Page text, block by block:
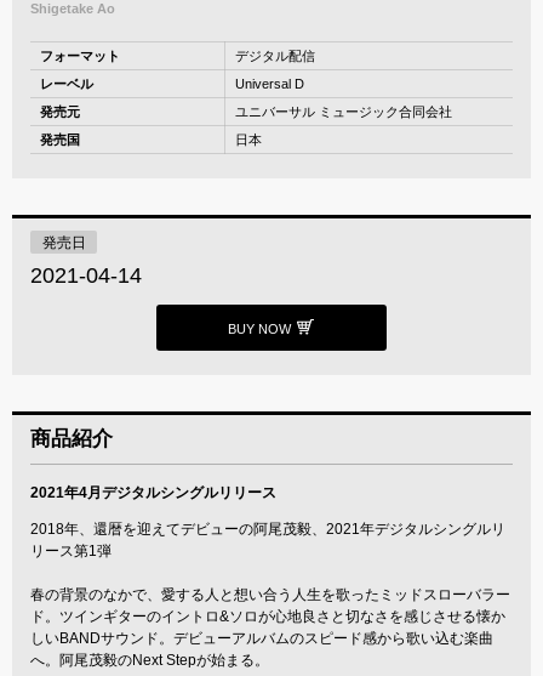
Shigetake Ao
フォーマット
デジタル配信
レーベル
Universal D
発売元
ユニバーサル ミュージック合同会社
発売国
日本
発売日
2021-04-14
BUY NOW
商品紹介
2021年4月デジタルシングルリリース
2018年、還暦を迎えてデビューの阿尾茂毅、2021年デジタルシングルリ
リース第1弾
春の背景のなかで、愛する人と想い合う人生を歌ったミッドスローバラー
ド。ツインギターのイントロ&ソロが心地良さと切なさを感じさせる懐か
しいBANDサウンド。デビューアルバムのスピード感から歌い込む楽曲
へ。阿尾茂毅のNext Stepが始まる。